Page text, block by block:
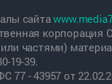
сайта
корпорация
частями)
19-39.
77 - 43957 от